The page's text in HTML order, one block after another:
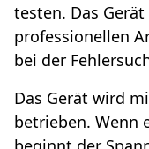
testen. Das
professionellen
bei der
Das Gerät wird
betrieben. Wenn